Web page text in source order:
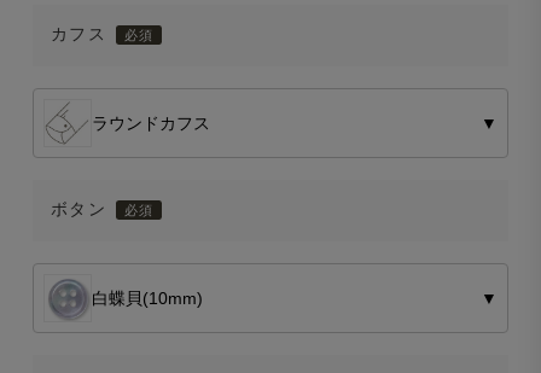
カフス
ラウンドカフス ▼
ボタン
白蝶貝(10mm) ▼